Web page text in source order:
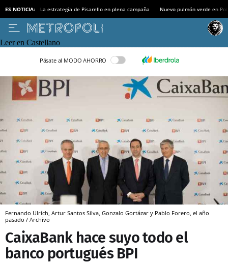
ES NOTICIA: La estrategia de Pisarello en plena campaña Nuevo pulmón verde en
Leer en Castellano
Pásate al MODO AHORRO
Fernando Ulrich, Artur Santos Silva, Gonzalo Gortázar y Pablo Forero, el año
pasado / Archivo
CaixaBank hace suyo todo el
banco portugués BPI